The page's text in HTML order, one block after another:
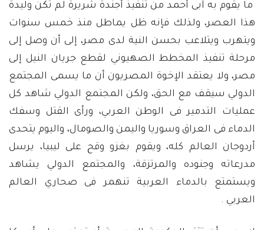
ما يقوم به آبى أحمد من تنفيذ أجندة شريرة لم تكن وليدة
هذا العصر، ولذلك فإنه ظل يماطل منذ خمس سنوات
ويتهرب ويتلاعب بحسن النية لدى مصر، إلى أن وصل إلى
مرحلة تنفيذ المخطط الصهيوني لقطع جريان النيل إلى
مصر، ولا يعتقد الإخوة المصريون أن ما يسمى المجتمع
الدولي سيقف مع الحق، ولكن المجتمع الدولي شاهد كل
عمليات التدمير فى الوطن العربي، ورأى القتل وسفك
الدماء فى العراق وسوريا واليمن والصومال، واليوم يتحدى
أردوجان العالم كله، ويقوم بغزو وقح على ليبيا، يرسل
مدرعاته وجنوده والمرتزقة، والمجتمع الدولي يشاهد
ويستمتع بالدماء العربية تنهمر فى صحاري العالم
العربي .